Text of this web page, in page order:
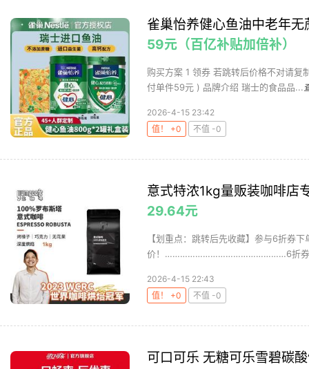
雀巢怡养健心鱼油中老年
59元（百亿补贴加倍补）
购买方案 1 领券 若跳转后价格不对请
付单件59元 ) 品牌介绍 瑞士的食品品...
2026-4-15 23:42
值！ +0
不值 -0
意式特浓1kg量贩装咖啡店
29.64元
【划重点：跳转后先收藏】参与6折券
价！…………………………………………6折券及“
2026-4-15 22:43
值！ +0
不值 -0
可口可乐 无糖可乐雪碧碳